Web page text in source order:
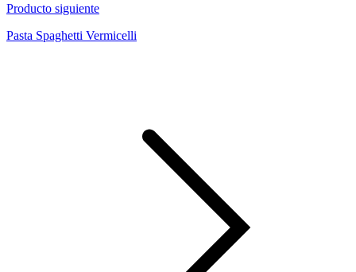
Producto siguiente
Pasta Spaghetti Vermicelli